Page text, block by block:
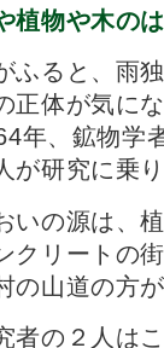
植物や木の
ふると、雨
正体が気に
年、鉱物学
が研究に乗
いの源は、
クリートの
の山道の方
者の２人は